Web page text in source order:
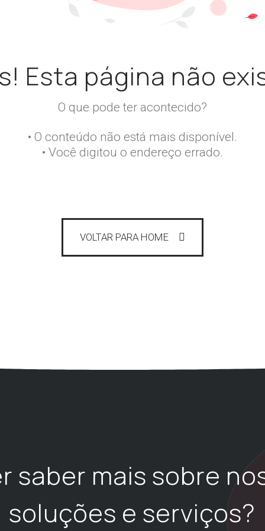
Esta página não
O que pode ter acontecido?
• O conteúdo não está mais disponível.
• Você digitou o endereço errado.
VOLTAR PARA HOME
saber mais sobre
soluções e serviços?